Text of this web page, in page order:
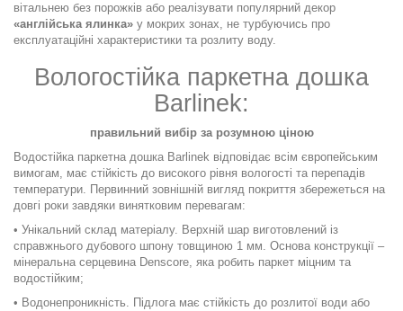
вітальнею без порожків або реалізувати популярний декор
«англійська ялинка» у мокрих зонах, не турбуючись про
експлуатаційні характеристики та розлиту воду.
Вологостійка паркетна дошка
Barlinek:
правильний вибір за розумною ціною
Водостійка паркетна дошка Barlinek відповідає всім європейським
вимогам, має стійкість до високого рівня вологості та перепадів
температури. Первинний зовнішній вигляд покриття збережеться на
довгі роки завдяки винятковим перевагам:
• Унікальний склад матеріалу. Верхній шар виготовлений із
справжнього дубового шпону товщиною 1 мм. Основа конструкції –
мінеральна серцевина Denscore, яка робить паркет міцним та
водостійким;
• Водонепроникність. Підлога має стійкість до розлитої води або